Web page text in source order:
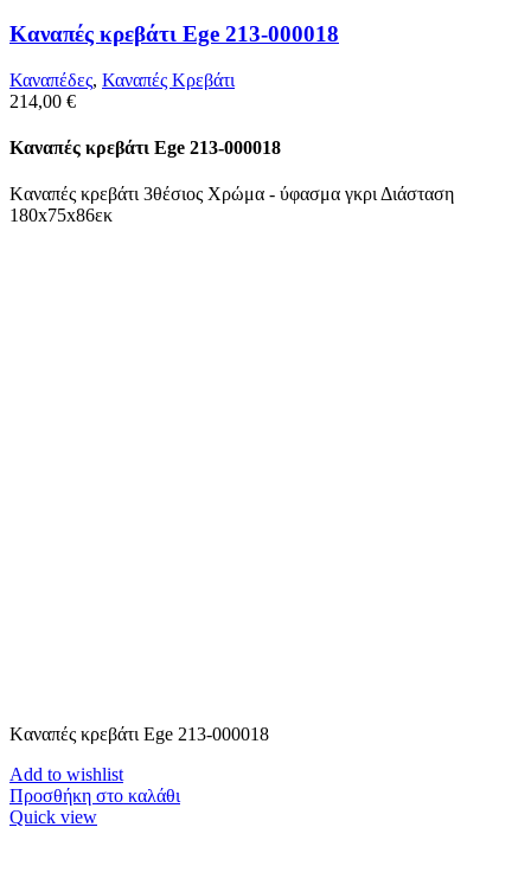
Kαναπές κρεβάτι Ege 213-000018
Καναπέδες, Καναπές Κρεβάτι
214,00 €
Kαναπές κρεβάτι Ege 213-000018
Kαναπές κρεβάτι 3θέσιος Χρώμα - ύφασμα γκρι Διάσταση
180x75x86εκ
Kαναπές κρεβάτι Ege 213-000018
Add to wishlist
Προσθήκη στο καλάθι
Quick view